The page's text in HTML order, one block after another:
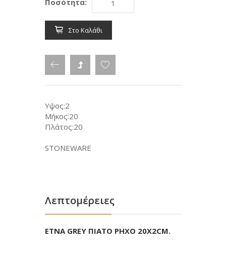
Ποσότητα:
Στο Καλάθι
Υψος:2
Μήκος:20
Πλάτος:20
STONEWARE
Λεπτομέρειες
ETNA GREY ΠΙΑΤΟ ΡΗΧΟ 20X2CM.